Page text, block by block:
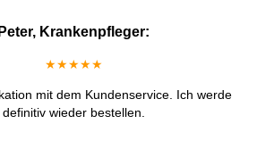
Peter, Krankenpfleger:
★★★★★
mit dem Kundenservice. Ich werde
definitiv wieder bestellen.